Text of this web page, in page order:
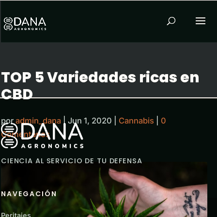
TOP 5 Variedades ricas en
CBD
poradmin_dana | Jun 1, 2020 Cannabis
0
Comentarios
CIENCIA AL SERVICIO DE TU DEFENSA
NAVEGACIÓN